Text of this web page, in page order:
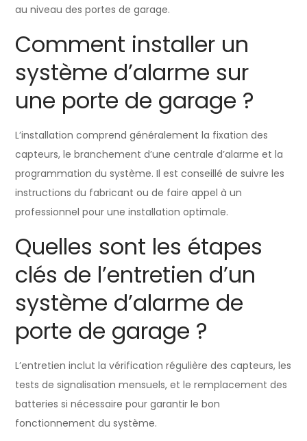
au niveau des portes de garage.
Comment installer un
système d’alarme sur
une porte de garage ?
L’installation comprend généralement la fixation des
capteurs, le branchement d’une centrale d’alarme et la
programmation du système. Il est conseillé de suivre les
instructions du fabricant ou de faire appel à un
professionnel pour une installation optimale.
Quelles sont les étapes
clés de l’entretien d’un
système d’alarme de
porte de garage ?
L’entretien inclut la vérification régulière des capteurs, les
tests de signalisation mensuels, et le remplacement des
batteries si nécessaire pour garantir le bon
fonctionnement du système.